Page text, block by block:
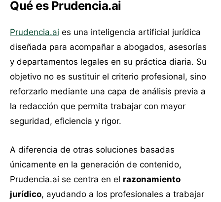
Qué es Prudencia.ai
Prudencia.ai es una inteligencia artificial jurídica
diseñada para acompañar a abogados, asesorías
y departamentos legales en su práctica diaria. Su
objetivo no es sustituir el criterio profesional, sino
reforzarlo mediante una capa de análisis previa a
la redacción que permita trabajar con mayor
seguridad, eficiencia y rigor.
A diferencia de otras soluciones basadas
únicamente en la generación de contenido,
Prudencia.ai se centra en el razonamiento
jurídico, ayudando a los profesionales a trabajar